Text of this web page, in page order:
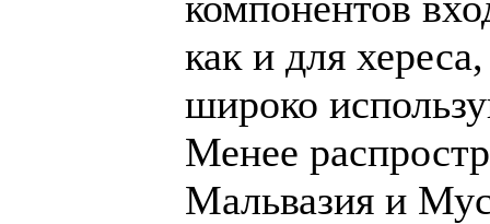
как и для
широко
Менее
Мальвазия и